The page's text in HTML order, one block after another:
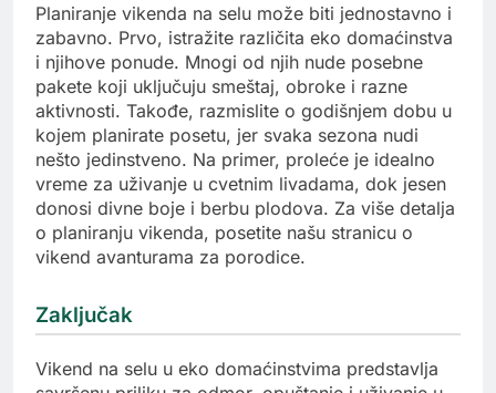
Planiranje vikenda na selu može biti jednostavno i
zabavno. Prvo, istražite različita eko domaćinstva
i njihove ponude. Mnogi od njih nude posebne
pakete koji uključuju smeštaj, obroke i razne
aktivnosti. Takođe, razmislite o godišnjem dobu u
kojem planirate posetu, jer svaka sezona nudi
nešto jedinstveno. Na primer, proleće je idealno
vreme za uživanje u cvetnim livadama, dok jesen
donosi divne boje i berbu plodova. Za više detalja
o planiranju vikenda, posetite našu stranicu o
vikend avanturama za porodice.
Zaključak
Vikend na selu u eko domaćinstvima predstavlja